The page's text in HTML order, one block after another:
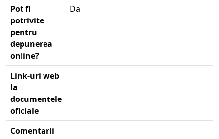
Pot fi
potrivite
pentru
depunerea
online?
Da
Link-uri web
la
documentele
oficiale
Comentarii